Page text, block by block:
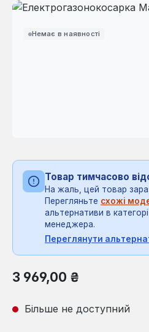
Немає в наявності
Пропустити галерею
Товар тимчасово
На жаль, цей товар
Перегляньте схожі
альтернативи в
менеджера.
Переглянути
Звичайна ціна:
3 969,00 ₴
Більше не доступний